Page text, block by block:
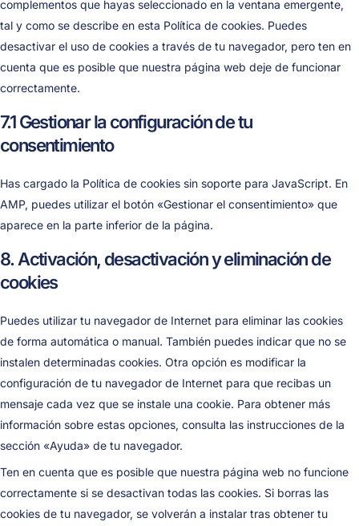
complementos que hayas seleccionado en la ventana emergente,
tal y como se describe en esta Política de cookies. Puedes
desactivar el uso de cookies a través de tu navegador, pero ten en
cuenta que es posible que nuestra página web deje de funcionar
correctamente.
7.1 Gestionar la configuración de tu
consentimiento
Has cargado la Política de cookies sin soporte para JavaScript. En
AMP, puedes utilizar el botón «Gestionar el consentimiento» que
aparece en la parte inferior de la página.
8. Activación, desactivación y eliminación de
cookies
Puedes utilizar tu navegador de Internet para eliminar las cookies
de forma automática o manual. También puedes indicar que no se
instalen determinadas cookies. Otra opción es modificar la
configuración de tu navegador de Internet para que recibas un
mensaje cada vez que se instale una cookie. Para obtener más
información sobre estas opciones, consulta las instrucciones de la
sección «Ayuda» de tu navegador.
Ten en cuenta que es posible que nuestra página web no funcione
correctamente si se desactivan todas las cookies. Si borras las
cookies de tu navegador, se volverán a instalar tras obtener tu